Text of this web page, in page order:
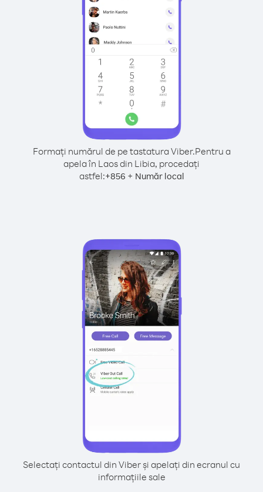
Formați numărul de pe tastatura Viber.Pentru a
apela în Laos din Libia, procedați
astfel:+856 + Număr local
Selectați contactul din Viber și apelați din ecranul cu
informațiile sale